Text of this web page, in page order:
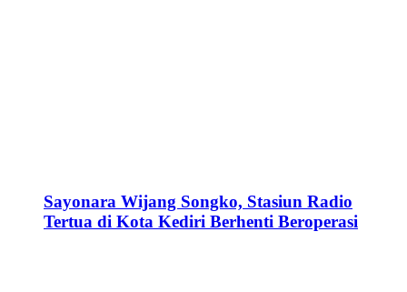
Sayonara Wijang Songko, Stasiun Radio
Tertua di Kota Kediri Berhenti Beroperasi